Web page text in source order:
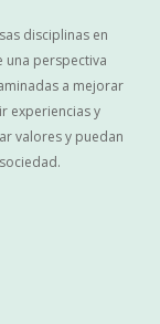
disciplinas en
una perspectiva
a mejorar
experiencias y
valores y puedan